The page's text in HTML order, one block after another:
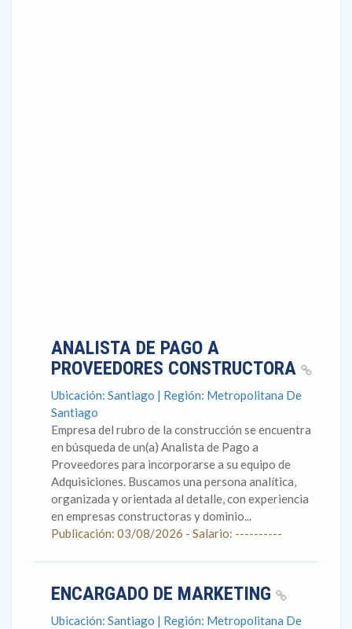
ANALISTA DE PAGO A
PROVEEDORES CONSTRUCTORA
Ubicación: Santiago | Región: Metropolitana De
Santiago
Empresa del rubro de la construcción se encuentra
en búsqueda de un(a) Analista de Pago a
Proveedores para incorporarse a su equipo de
Adquisiciones. Buscamos una persona analítica,
organizada y orientada al detalle, con experiencia
en empresas constructoras y dominio...
Publicación: 03/08/2026 - Salario: ----------
ENCARGADO DE MARKETING
Ubicación: Santiago | Región: Metropolitana De